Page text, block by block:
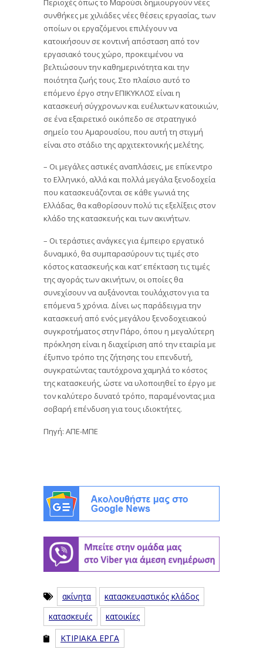
Περιοχές όπως το Μαρούσι δημιουργούν νέες
συνθήκες με χιλιάδες νέες θέσεις εργασίας, των
οποίων οι εργαζόμενοι επιλέγουν να
κατοικήσουν σε κοντινή απόσταση από τον
εργασιακό τους χώρο, προκειμένου να
βελτιώσουν την καθημερινότητα και την
ποιότητα ζωής τους. Στο πλαίσιο αυτό το
επόμενο έργο στην ΕΠΙΚΥΚΛΟΣ είναι η
κατασκευή σύγχρονων και ευέλικτων κατοικιών,
σε ένα εξαιρετικό οικόπεδο σε στρατηγικό
σημείο του Αμαρουσίου, που αυτή τη στιγμή
είναι στο στάδιο της αρχιτεκτονικής μελέτης.
– Οι μεγάλες αστικές αναπλάσεις, με επίκεντρο
το Ελληνικό, αλλά και πολλά μεγάλα ξενοδοχεία
που κατασκευάζονται σε κάθε γωνιά της
Ελλάδας, θα καθορίσουν πολύ τις εξελίξεις στον
κλάδο της κατασκευής και των ακινήτων.
– Οι τεράστιες ανάγκες για έμπειρο εργατικό
δυναμικό, θα συμπαρασύρουν τις τιμές στο
κόστος κατασκευής και κατ’ επέκταση τις τιμές
της αγοράς των ακινήτων, οι οποίες θα
συνεχίσουν να αυξάνονται τουλάχιστον για τα
επόμενα 5 χρόνια. Δίνει ως παράδειγμα την
κατασκευή από ενός μεγάλου ξενοδοχειακού
συγκροτήματος στην Πάρο, όπου η μεγαλύτερη
πρόκληση είναι η διαχείριση από την εταιρία με
έξυπνο τρόπο της ζήτησης του επενδυτή,
συγκρατώντας ταυτόχρονα χαμηλά το κόστος
της κατασκευής, ώστε να υλοποιηθεί το έργο με
τον καλύτερο δυνατό τρόπο, παραμένοντας μια
σοβαρή επένδυση για τους ιδιοκτήτες.
Πηγή: ΑΠΕ-ΜΠΕ
ακίνητα
κατασκευαστικός κλάδος
κατασκευές
κατοικίες
ΚΤΙΡΙΑΚΑ ΕΡΓΑ